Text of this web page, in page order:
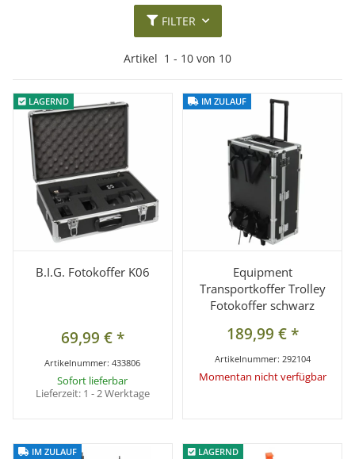
FILTER
Artikel 1 - 10 von 10
LAGERND
LAGERND
B.I.G. Fotokoffer K06
69,99 €*
Artikelnummer:433806
Sofort lieferbar
Lieferzeit: 1 - 2 Werktage
IM ZULAUF
IM ZULAUF
Equipment
Transportkoffer Trolley
Fotokoffer schwarz
189,99 €*
Artikelnummer: 292104
Momentan nicht verfügbar
IM ZULAUF
IM ZULAUF LAGERND
LAGERND